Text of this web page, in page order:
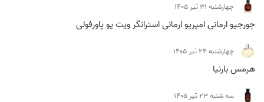
چهارشنبه 31 تیر 1405
جورجیو ارمانی امپریو ارمانی استرانگر ویت یو پاورفولی
چهارشنبه 24 تیر 1405
هرمس بارنیا
سه شنبه 23 تیر 1405